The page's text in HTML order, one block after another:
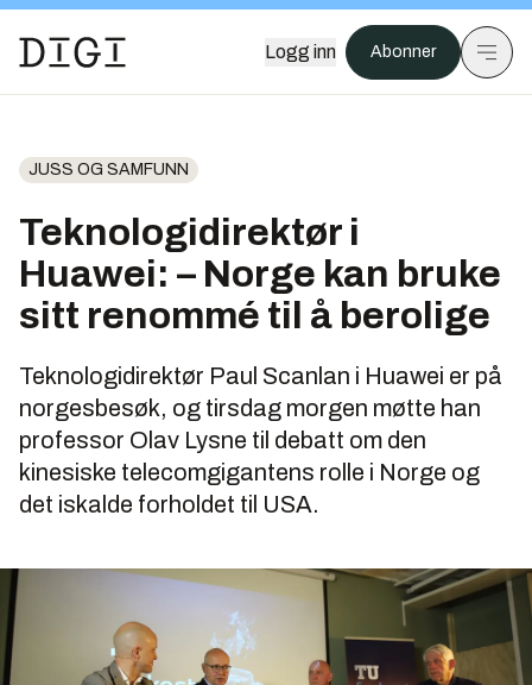
Logg inn Abonner
JUSS OG SAMFUNN
Teknologidirektør i
Huawei: – Norge kan bruke
sitt renommé til å berolige
Teknologidirektør Paul Scanlan i Huawei er på
norgesbesøk, og tirsdag morgen møtte han
professor Olav Lysne til debatt om den
kinesiske telecomgigantens rolle i Norge og
det iskalde forholdet til USA.